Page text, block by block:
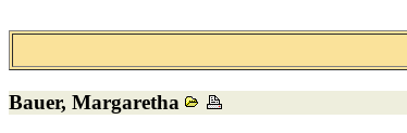
Bauer, Margaretha